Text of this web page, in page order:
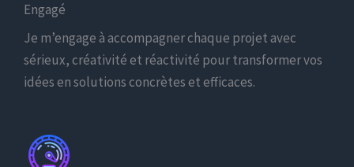
Engagé
Je m’engage à accompagner chaque projet avec
sérieux, créativité et réactivité pour transformer vos
idées en solutions concrètes et efficaces.